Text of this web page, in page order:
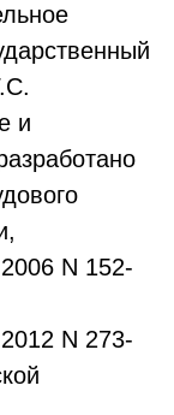
и
N 152-
N 273-